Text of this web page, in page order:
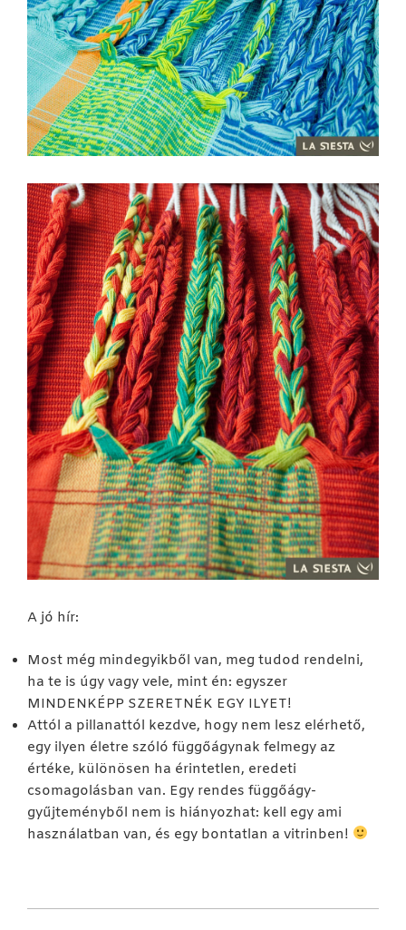
A jó hír:
Most még mindegyikből van, meg tudod rendelni,
ha te is úgy vagy vele, mint én: egyszer
MINDENKÉPP SZERETNÉK EGY ILYET!
Attól a pillanattól kezdve, hogy nem lesz elérhető,
egy ilyen életre szóló függőágynak felmegy az
értéke, különösen ha érintetlen, eredeti
csomagolásban van. Egy rendes függőágy-
gyűjteményből nem is hiányozhat: kell egy ami
használatban van, és egy bontatlan a vitrinben!